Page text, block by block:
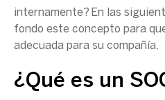
internamente? En las
fondo este concepto para
adecuada para su compañía.
¿Qué es un